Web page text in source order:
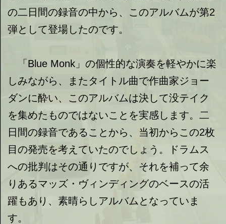
の二日間の録音の中から、このアルバムが第2
弾として登場したのです。
「Blue Monk」の個性的な演奏を軽やかに楽
しみながら、またタイトル曲で作曲家ジョー
ダンに酔い、このアルバムは決して没テイク
を集めたものではないことを実感します。二
日間の録音であることから、当初からこの2枚
目の発売を考えていたのでしょう。ドラムス
への批判はその通りですが、それを補って余
りあるマッズ・ヴィンディングのベースの活
躍もあり、素晴らしアルバムとなっていま
す。